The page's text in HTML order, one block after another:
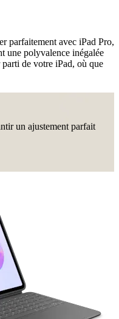
parfaitement avec iPad Pro,
une polyvalence inégalée
de votre iPad, où que
un ajustement parfait